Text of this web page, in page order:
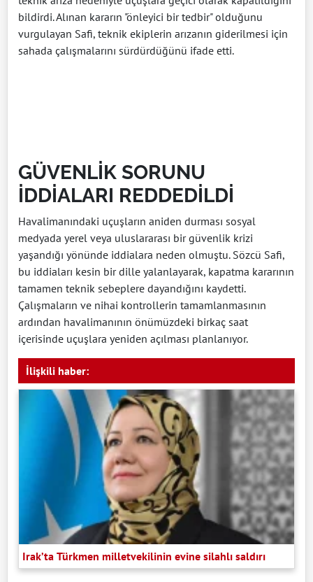
bildirdi. Alınan kararın "önleyici bir tedbir" olduğunu
vurgulayan Safi, teknik ekiplerin arızanın giderilmesi için
sahada çalışmalarını sürdürdüğünü ifade etti.
GÜVENLİK SORUNU
İDDİALARI REDDEDİLDİ
Havalimanındaki uçuşların aniden durması sosyal
medyada yerel veya uluslararası bir güvenlik krizi
yaşandığı yönünde iddialara neden olmuştu. Sözcü Safi,
bu iddiaları kesin bir dille yalanlayarak, kapatma kararının
tamamen teknik sebeplere dayandığını kaydetti.
Çalışmaların ve nihai kontrollerin tamamlanmasının
ardından havalimanının önümüzdeki birkaç saat
içerisinde uçuşlara yeniden açılması planlanıyor.
İlişkili haber:
Irak’ta Türkmen milletvekilinin evine silahlı saldırı